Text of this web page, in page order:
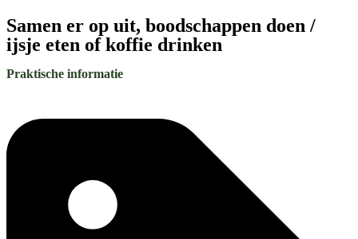
Samen er op uit, boodschappen doen /
ijsje eten of koffie drinken
Praktische informatie